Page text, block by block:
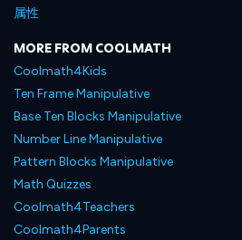
属性
MORE FROM COOLMATH
Coolmath4Kids
Ten Frame Manipulative
Base Ten Blocks Manipulative
Number Line Manipulative
Pattern Blocks Manipulative
Math Quizzes
Coolmath4Teachers
Coolmath4Parents